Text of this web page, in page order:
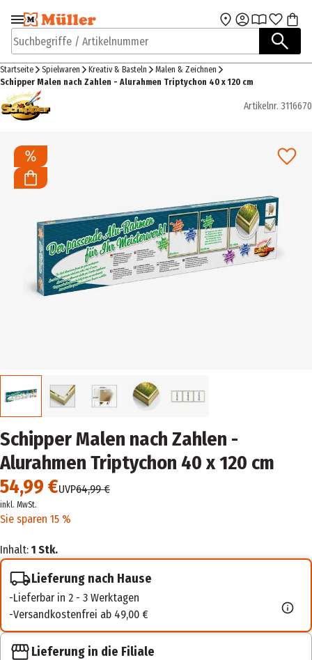
Zur Navigation
springen
Zum Hauptinhalt
Suchbegriffe / Artikelnummer
Startseite Spielwaren Kreativ & Basteln
Malen & Zeichnen
Schipper Malen nach Zahlen - Alurahmen Triptychon 40 x 120 cm
Artikelnr. 3116670
Schipper Malen nach Zahlen -
Alurahmen Triptychon 40 x 120 cm
54,99 €UVP64,99 €
inkl. MwSt.
Sie sparen 15 %
Inhalt: 1 Stk.
Lieferung nach Hause
Lieferbar in 2 - 3 Werktagen
Versandkostenfrei ab 49,00 €
Lieferung in die Filiale